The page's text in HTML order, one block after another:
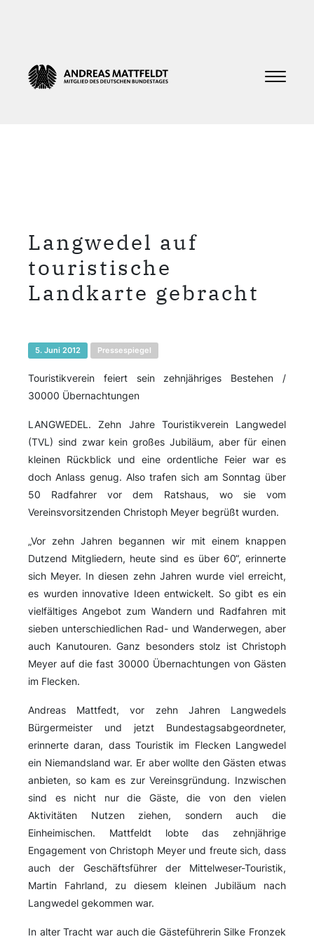
Langwedel auf
touristische
Landkarte gebracht
5. Juni 2012 Pressespiegel
Touristikverein feiert sein zehnjähriges Bestehen /
30000 Übernachtungen
LANGWEDEL. Zehn Jahre Touristikverein Langwedel
(TVL) sind zwar kein großes Jubiläum, aber für einen
kleinen Rückblick und eine ordentliche Feier war es
doch Anlass genug. Also trafen sich am Sonntag über
50 Radfahrer vor dem Ratshaus, wo sie vom
Vereinsvorsitzenden Christoph Meyer begrüßt wurden.
„Vor zehn Jahren begannen wir mit einem knappen
Dutzend Mitgliedern, heute sind es über 60“, erinnerte
sich Meyer. In diesen zehn Jahren wurde viel erreicht,
es wurden innovative Ideen entwickelt. So gibt es ein
vielfältiges Angebot zum Wandern und Radfahren mit
sieben unterschiedlichen Rad- und Wanderwegen, aber
auch Kanutouren. Ganz besonders stolz ist Christoph
Meyer auf die fast 30000 Übernachtungen von Gästen
im Flecken.
Andreas Mattfedt, vor zehn Jahren Langwedels
Bürgermeister und jetzt Bundestagsabgeordneter,
erinnerte daran, dass Touristik im Flecken Langwedel
ein Niemandsland war. Er aber wollte den Gästen etwas
anbieten, so kam es zur Vereinsgründung. Inzwischen
sind es nicht nur die Gäste, die von den vielen
Aktivitäten Nutzen ziehen, sondern auch die
Einheimischen. Mattfeldt lobte das zehnjährige
Engagement von Christoph Meyer und freute sich, dass
auch der Geschäftsführer der Mittelweser-Touristik,
Martin Fahrland, zu diesem kleinen Jubiläum nach
Langwedel gekommen war.
In alter Tracht war auch die Gästeführerin Silke Fronzek